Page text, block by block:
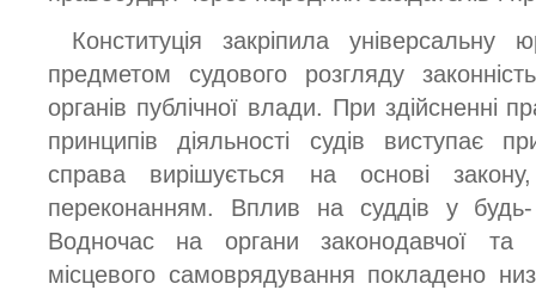
Конституція закріпила універсальну
предметом судового розгляду
органів публічної влади. При здійсненні
принципів діяльності судів виступає
справа вирішується на основі
переконанням. Вплив на суддів у
Водночас на органи законодавчої та
місцевого самоврядування покладено